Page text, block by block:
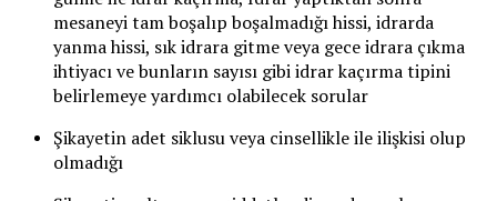
mesaneyi tam boşalıp boşalmadığı hissi, idrarda
yanma hissi, sık idrara gitme veya gece idrara çıkma
ihtiyacı ve bunların sayısı gibi idrar kaçırma tipini
belirlemeye yardımcı olabilecek sorular
Şikayetin adet siklusu veya cinsellikle ile ilişkisi olup
olmadığı